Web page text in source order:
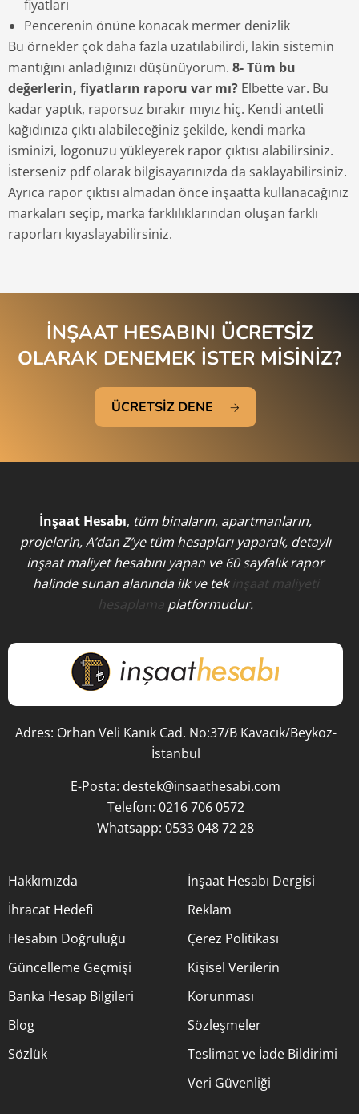
fiyatları
Pencerenin önüne konacak mermer denizlik
Bu örnekler çok daha fazla uzatılabilirdi, lakin sistemin
mantığını anladığınızı düşünüyorum. 8- Tüm bu
değerlerin, fiyatların raporu var mı? Elbette var. Bu
kadar yaptık, raporsuz bırakır mıyız hiç. Kendi antetli
kağıdınıza çıktı alabileceğiniz şekilde, kendi marka
isminizi, logonuzu yükleyerek rapor çıktısı alabilirsiniz.
İsterseniz pdf olarak bilgisayarınızda da saklayabilirsiniz.
Ayrıca rapor çıktısı almadan önce inşaatta kullanacağınız
markaları seçip, marka farklılıklarından oluşan farklı
raporları kıyaslayabilirsiniz.
İNŞAAT HESABINI ÜCRETSİZ
OLARAK DENEMEK İSTER MİSİNİZ?
ÜCRETSİZ DENE
İnşaat Hesabı, tüm binaların, apartmanların,
projelerin, A’dan Z’ye tüm hesapları yaparak, detaylı
inşaat maliyet hesabını yapan ve 60 sayfalık rapor
halinde sunan alanında ilk ve tekinşaat maliyeti
hesaplama platformudur.
Adres: Orhan Veli Kanık Cad. No:37/B Kavacık/Beykoz-
İstanbul
E-Posta: destek@insaathesabi.com
Telefon: 0216 706 0572
Whatsapp: 0533 048 72 28
Hakkımızda
İhracat Hedefi
Hesabın Doğruluğu
Güncelleme Geçmişi
Banka Hesap Bilgileri
Blog
Sözlük
İnşaat Hesabı Dergisi
Reklam
Çerez Politikası
Kişisel Verilerin
Korunması
Sözleşmeler
Teslimat ve İade Bildirimi
Veri Güvenliği